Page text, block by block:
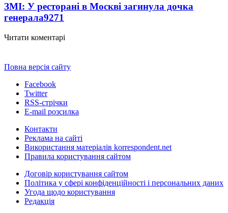
ЗМІ: У ресторані в Москві загинула дочка
генерала9271
Читати коментарі
Повна версія сайту
Facebook
Twitter
RSS-стрічки
E-mail розсилка
Контакти
Реклама на сайті
Використання матеріалів korrespondent.net
Правила користування сайтом
Договір користування сайтом
Політика у сфері конфіденційності і персональних даних
Угода щодо користування
Редакція